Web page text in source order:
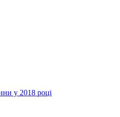
у 2018 році